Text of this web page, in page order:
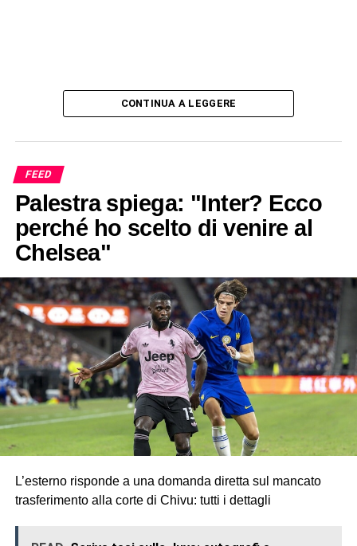
CONTINUA A LEGGERE
FEED
Palestra spiega: "Inter? Ecco
perché ho scelto di venire al
Chelsea"
L’esterno risponde a una domanda diretta sul mancato
trasferimento alla corte di Chivu: tutti i dettagli